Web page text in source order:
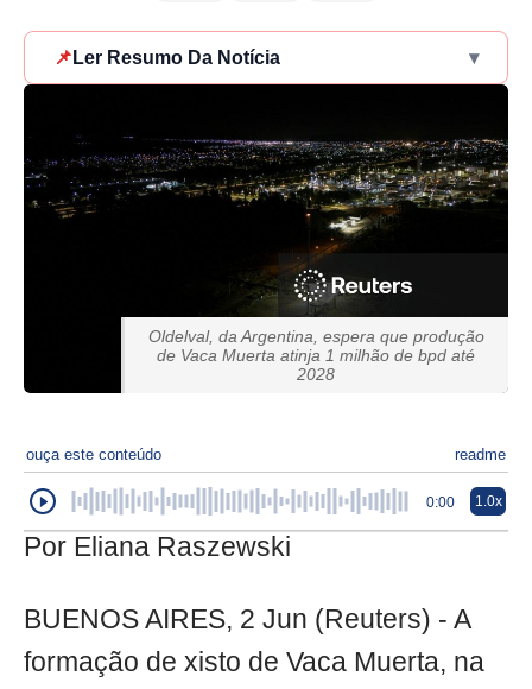
📌 Ler Resumo Da Notícia ▾
Oldelval, da Argentina, espera que produção
de Vaca Muerta atinja 1 milhão de bpd até
2028
ouça este conteúdo readme
0:00 1.0x
Por Eliana Raszewski
BUENOS AIRES, 2 Jun (Reuters) - A
formação de xisto de Vaca Muerta, na